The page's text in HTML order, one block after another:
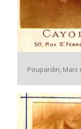
Poupardin, Marc